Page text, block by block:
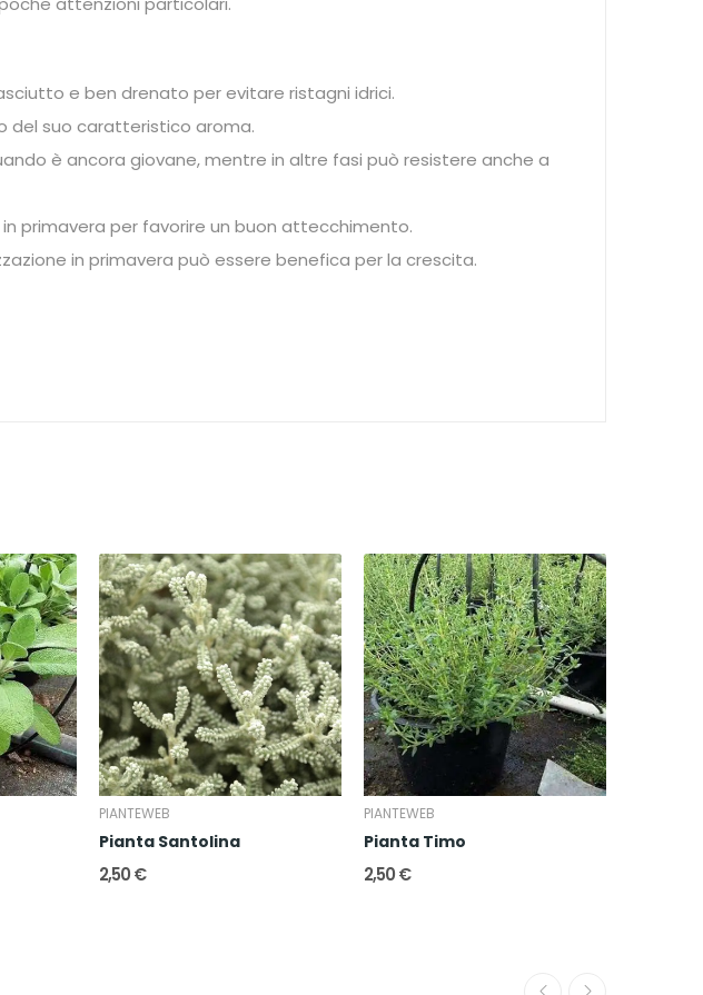
e ben drenato per evitare ristagni idrici.
del suo caratteristico aroma.
è ancora giovane, mentre in altre fasi può resistere anche a
primavera per favorire un buon attecchimento.
in primavera può essere benefica per la crescita.
PIANTEWEB
Pianta Santolina
2,50 €
PIANTEWEB
Pianta Timo
2,50 €